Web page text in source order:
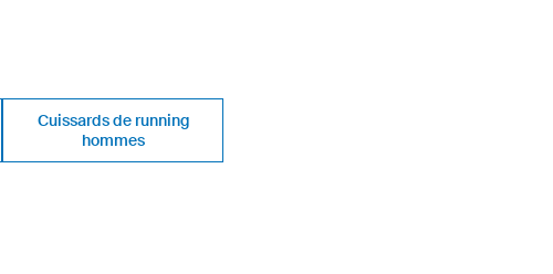
Cuissards de running
hommes